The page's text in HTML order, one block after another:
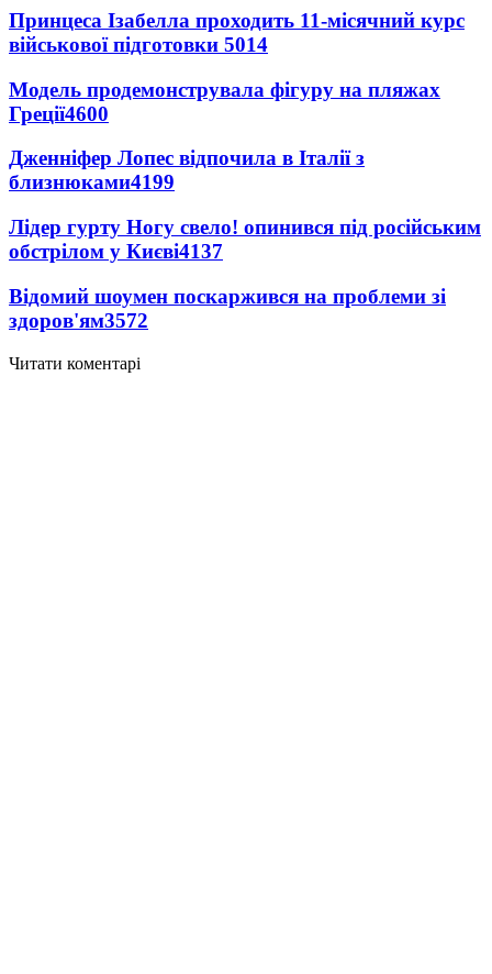
Принцеса Ізабелла проходить 11-місячний курс
військової підготовки 5014
Модель продемонструвала фігуру на пляжах
Греції4600
Дженніфер Лопес відпочила в Італії з
близнюками4199
Лідер гурту Ногу свело! опинився під російським
обстрілом у Києві4137
Відомий шоумен поскаржився на проблеми зі
здоров'ям3572
Читати коментарі